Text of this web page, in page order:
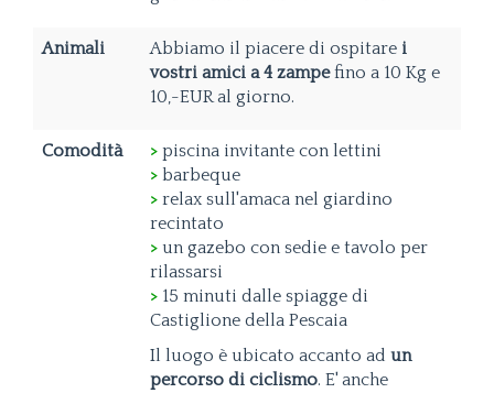
Animali Abbiamo il piacere di ospitare i
vostri amici a 4 zampefino a 10 Kg e
10,-EUR al giorno.
Comodità > piscina invitante con lettini
> barbeque
> relax sull'amaca nel giardino
recintato
> un gazebo con sedie e tavolo per
rilassarsi
> 15 minuti dalle spiagge di
Castiglione della Pescaia
Il luogo è ubicato accanto ad un
percorso di ciclismo. E' anche